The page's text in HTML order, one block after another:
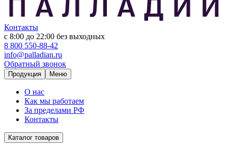
Контакты
с 8:00 до 22:00 без выходных
8 800 550-88-42
info@palladian.ru
Обратный звонок
Продукция Меню
О нас
Как мы работаем
За пределами РФ
Контакты
Каталог товаров